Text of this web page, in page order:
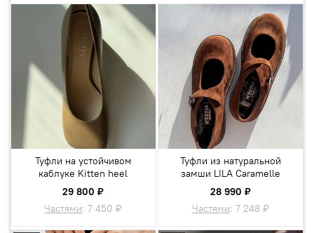
Туфли на устойчивом
каблуке Kitten heel
29 800 ₽
Частями:7 450 ₽
Туфли из натуральной
замши LILA Сaramelle
28 990 ₽
Частями:7 248 ₽